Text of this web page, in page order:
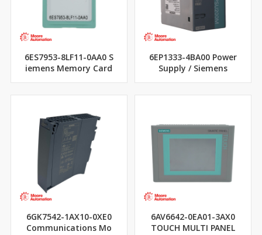
6ES7953-8LF11-0AA0 S
iemens Memory Card
6EP1333-4BA00 Power
Supply / Siemens
6GK7542-1AX10-0XE0
Communications Mo
6AV6642-0EA01-3AX0
TOUCH MULTI PANEL